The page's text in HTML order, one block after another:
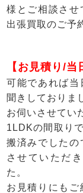
様とご相談させ
出張買取のご予
【お見積り/当
可能であれば当
聞きしておりま
お伺いさせてい
1LDKの間取り
搬済みでしたの
させていただ
た。
お見積りにも